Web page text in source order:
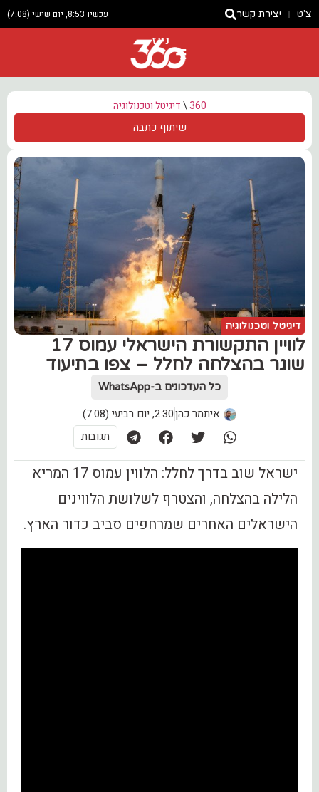
צ'ט יצירת קשר עכשיו 8:53, יום שישי (7.08)
ניוז
360
\דיגיטל וטכנולוגיה
שיתוף כתבה
דיגיטל וטכנולוגיה
‏לוויין התקשורת הישראלי עמוס 17
שוגר בהצלחה לחלל – צפו בתיעוד
כל העדכונים ב-WhatsApp
איתמר כהן2:30, יום רביעי (7.08)
תגובות
ישראל שוב בדרך לחלל: הלווין עמוס 17 המריא
הלילה בהצלחה, והצטרף לשלושת הלווינים
הישראלים האחרים שמרחפים סביב כדור הארץ.